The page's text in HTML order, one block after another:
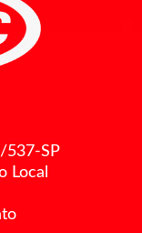
537-SP
Local